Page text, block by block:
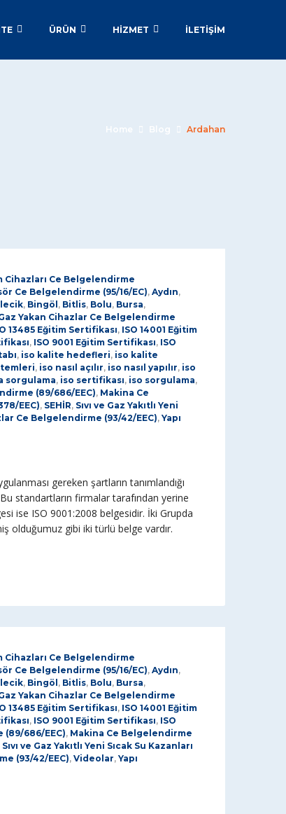
ÜRÜN HİZMET İLETIŞIM
Home Blog Ardahan
Cihazları Ce Belgelendirme
Ce Belgelendirme (95/16/EC), Aydın,
, Bingöl , Bitlis, Bolu, Bursa,
Yakan Cihazlar Ce Belgelendirme
13485 Eğitim Sertifikası, ISO 14001 Eğitim
, ISO 9001 Eğitim Sertifikası, ISO
, iso kalite hedefleri, iso kalite
, iso nasıl açılır, iso nasıl yapılır, iso
sorgulama, iso sertifikası, iso sorgulama,
(89/686/EEC), Makina Ce
EEC), SEHİR, Sıvı ve Gaz Yakıtlı Yeni
Ce Belgelendirme (93/42/EEC), Yapı
gereken şartların tanımlandığı
standartların firmalar tarafından yerine
ise ISO 9001:2008 belgesidir. İki Grupda
olduğumuz gibi iki türlü belge vardır.
Cihazları Ce Belgelendirme
Ce Belgelendirme (95/16/EC), Aydın,
, Bingöl , Bitlis, Bolu, Bursa,
Yakan Cihazlar Ce Belgelendirme
13485 Eğitim Sertifikası, ISO 14001 Eğitim
, ISO 9001 Eğitim Sertifikası, ISO
686/EEC), Makina Ce Belgelendirme
Sıvı ve Gaz Yakıtlı Yeni Sıcak Su Kazanları
(93/42/EEC), Videolar, Yapı